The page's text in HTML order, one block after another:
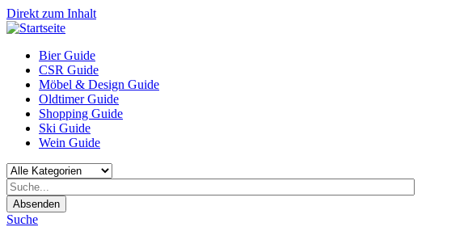
Direkt zum Inhalt
Bier Guide
CSR Guide
Möbel & Design Guide
Oldtimer Guide
Shopping Guide
Ski Guide
Wein Guide
Absenden
Suche